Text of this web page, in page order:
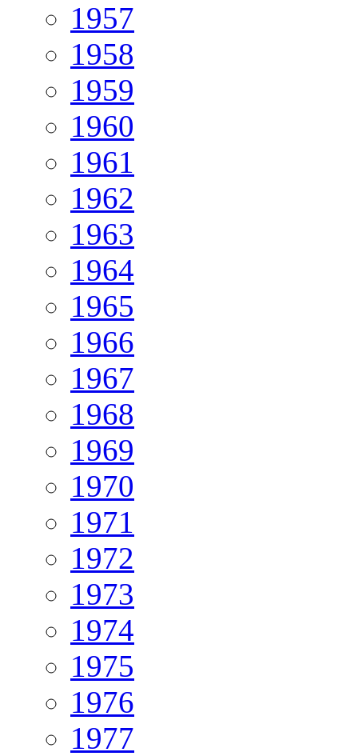
1957
1958
1959
1960
1961
1962
1963
1964
1965
1966
1967
1968
1969
1970
1971
1972
1973
1974
1975
1976
1977